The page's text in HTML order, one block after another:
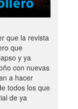
que la revista
que
y ya
con nuevas
a hacer
todos los que
de ya